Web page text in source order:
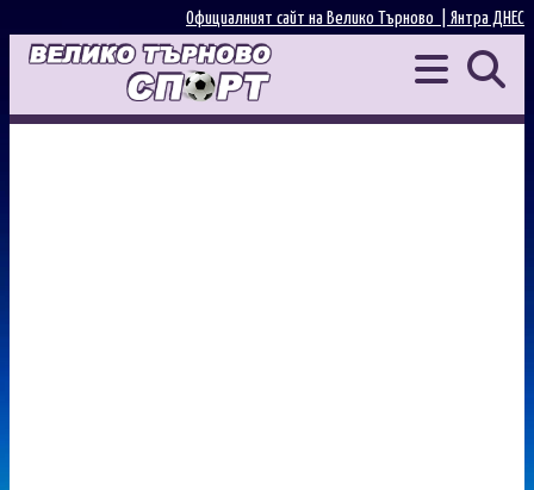
Янтра ДНЕС
Официалният сайт на Велико Търново |